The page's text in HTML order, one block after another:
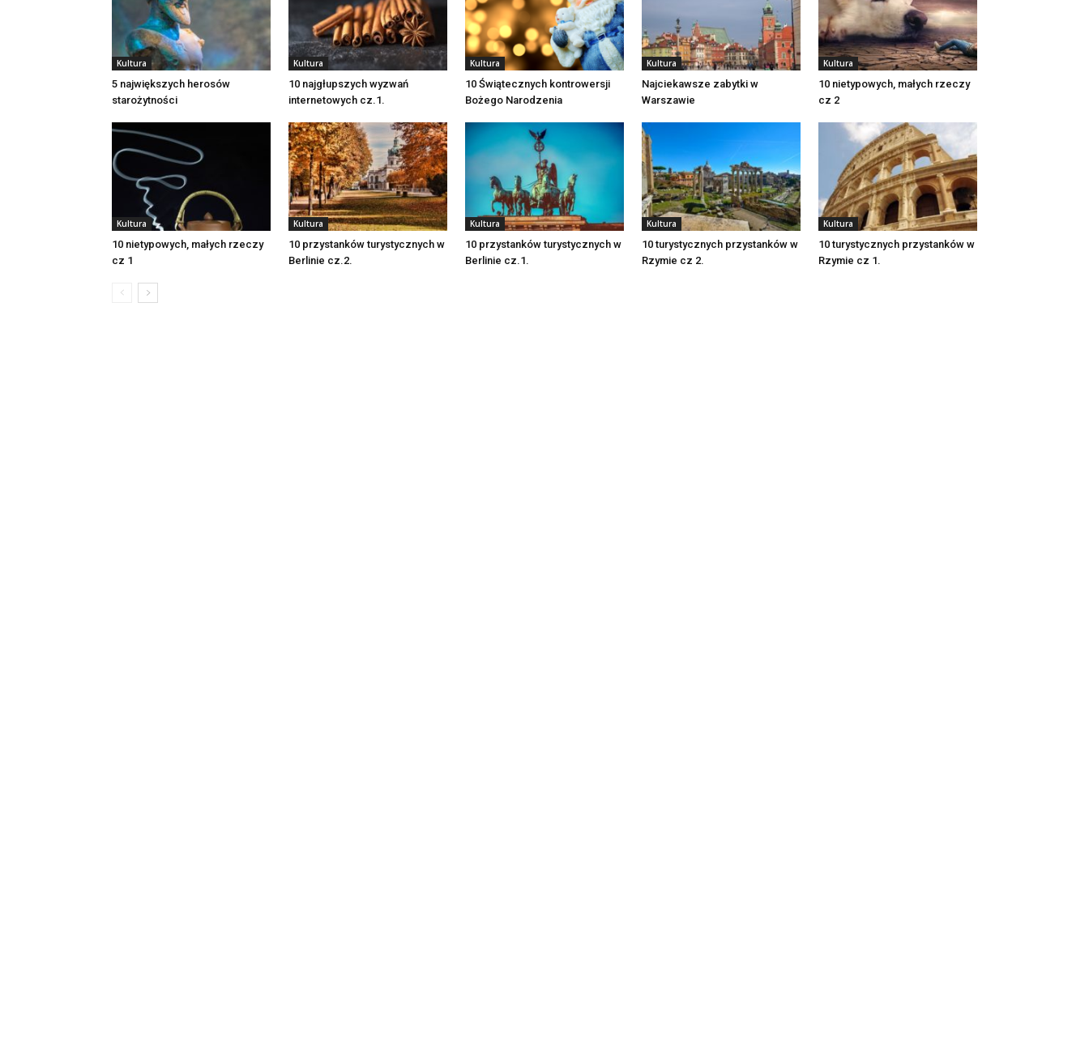
Kultura
5 największych herosów
starożytności
Kultura
10 najgłupszych wyzwań
internetowych cz.1.
Kultura
10 Świątecznych kontrowersji
Bożego Narodzenia
Kultura
Najciekawsze zabytki w
Warszawie
Kultura
10 nietypowych, małych rzeczy
cz 2
Kultura
10 nietypowych, małych rzeczy
cz 1
Kultura
10 przystanków turystycznych w
Berlinie cz.2.
Kultura
10 przystanków turystycznych w
Berlinie cz.1.
Kultura
10 turystycznych przystanków w
Rzymie cz 2.
Kultura
10 turystycznych przystanków w
Rzymie cz 1.